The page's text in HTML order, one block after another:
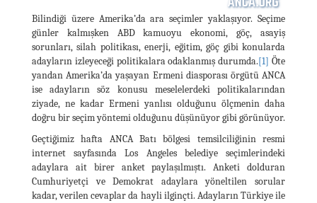
Bilindiği üzere Amerika’da ara seçimler yaklaşıyor. Seçime
günler kalmışken ABD kamuoyu ekonomi, göç, asayiş
sorunları, silah politikası, enerji, eğitim, göç gibi konularda
adayların izleyeceği politikalara odaklanmış durumda.[1] Öte
yandan Amerika’da yaşayan Ermeni diasporası örgütü ANCA
ise adayların söz konusu meselelerdeki politikalarından
ziyade, ne kadar Ermeni yanlısı olduğunu ölçmenin daha
doğru bir seçim yöntemi olduğunu düşünüyor gibi görünüyor.
Geçtiğimiz hafta ANCA Batı bölgesi temsilciliğinin resmi
internet sayfasında Los Angeles belediye seçimlerindeki
adaylara ait birer anket paylaşılmıştı. Anketi dolduran
Cumhuriyetçi ve Demokrat adaylara yöneltilen sorular
kadar, verilen cevaplar da hayli ilginçti. Adayların Türkiye ile